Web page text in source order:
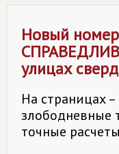
Новый номер
улицах
На страницах
злободневные
точные